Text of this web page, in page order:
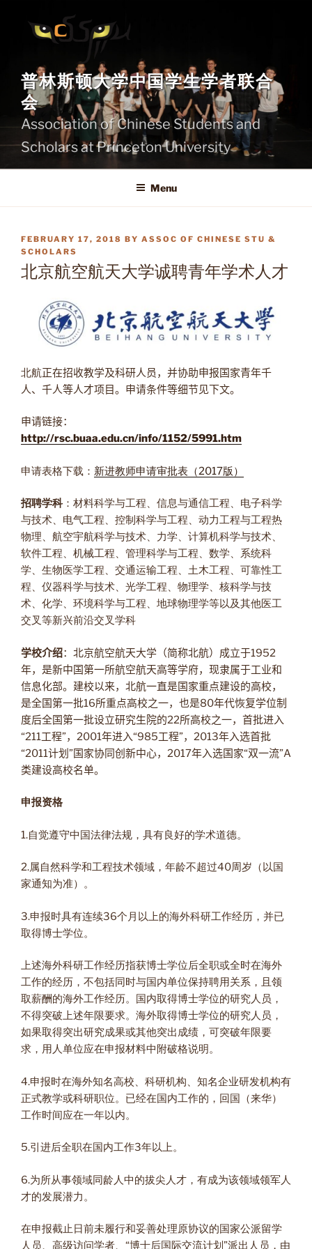
content
普林斯顿大学中国学生学者联合
会
Association of Chinese Students and
Scholars at Princeton University
Menu
POSTED
ON
FEBRUARY 17, 2018 BY ASSOC OF CHINESE STU &
SCHOLARS
北京航空航天大学诚聘青年学术人才
北航正在招收教学及科研人员，并协助申报国家青年千
人、千人等人才项目。申请条件等细节见下文。
申请链接：
http://rsc.buaa.edu.cn/info/1152/5991.htm
申请表格下载： 新进教师申请审批表（2017版）
招聘学科：材料科学与工程、信息与通信工程、电子科学
与技术、电气工程、控制科学与工程、动力工程与工程热
物理、航空宇航科学与技术、力学、计算机科学与技术、
软件工程、机械工程、管理科学与工程、数学、系统科
学、生物医学工程、交通运输工程、土木工程、可靠性工
程、仪器科学与技术、光学工程、物理学、核科学与技
术、化学、环境科学与工程、地球物理学等以及其他医工
交叉等新兴前沿交叉学科
学校介绍：北京航空航天大学（简称北航）成立于1952
年，是新中国第一所航空航天高等学府，现隶属于工业和
信息化部。建校以来，北航一直是国家重点建设的高校，
是全国第一批16所重点高校之一，也是80年代恢复学位制
度后全国第一批设立研究生院的22所高校之一，首批进入
“211工程”， 2001年进入“985工程”， 2013年入选首批
“2011计划”国家协同创新中心， 2017年入选国家“双一流”A
类建设高校名单。
申报资格
1.自觉遵守中国法律法规，具有良好的学术道德。
2.属自然科学和工程技术领域，年龄不超过40周岁（以国
家通知为准）。
3.申报时具有连续36个月以上的海外科研工作经历，并已
取得博士学位。
上述海外科研工作经历指获博士学位后全职或全时在海外
工作的经历，不包括同时与国内单位保持聘用关系，且领
取薪酬的海外工作经历。国内取得博士学位的研究人员，
不得突破上述年限要求。海外取得博士学位的研究人员，
如果取得突出研究成果或其他突出成绩，可突破年限要
求，用人单位应在申报材料中附破格说明。
4.申报时在海外知名高校、科研机构、知名企业研发机构有
正式教学或科研职位。已经在国内工作的，回国（来华）
工作时间应在一年以内。
5.引进后全职在国内工作3年以上。
6.为所从事领域同龄人中的拔尖人才，有成为该领域领军人
才的发展潜力。
在申报截止日前未履行和妥善处理原协议的国家公派留学
人员、高级访问学者、“博士后国际交流计划”派出人员，由